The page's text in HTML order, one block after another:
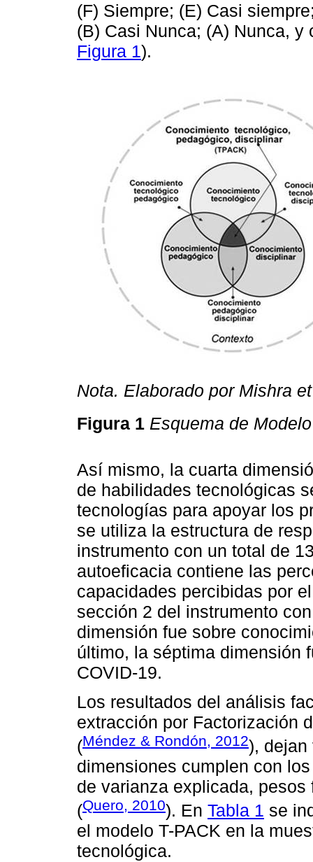
(F) Siempre; (E) Casi
(B) Casi Nunca; (A) Nunca,
Figura 1).
Nota. Elaborado por Mishra
Figura 1 Esquema de
Así mismo, la cuarta
de habilidades tecnológicas
tecnologías para apoyar los
se utiliza la estructura de
instrumento con un total de
autoeficacia contiene las
capacidades percibidas por
sección 2 del instrumento
dimensión fue sobre
último, la séptima dimensión
COVID-19.
Los resultados del análisis
extracción por Factorización
(Méndez & Rondón, 2012), dejan
dimensiones cumplen con
de varianza explicada,
(Quero, 2010). En Tabla 1 se
el modelo T-PACK en la
tecnológica.